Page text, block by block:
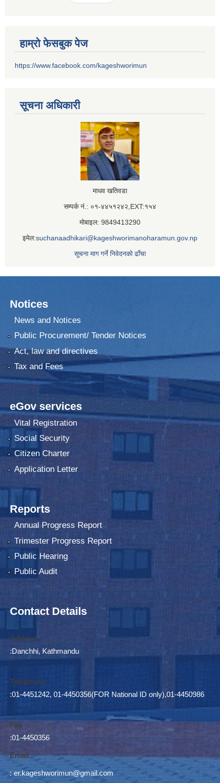
हाम्रो फेसबुक पेज
https://www.facebook.com/kageshworimun
सूचना अधिकारी
माधव खतिवडा
सम्पर्क नं.: ०१-४४५१२४२,EXT:१५४
मोबाइल: 9849413290
इमेल:suchanaadhikari@kageshworimanoharamun.gov.np
सूचना माग गर्ने निवेदनको ढाँचा
Notices
News and Notices
Public Procurement/ Tender Notices
Act, law and directives
Tax and Fees
eGov services
Vital Registration
Social Security
Citizen Charter
Application Letter
Reports
Annual Progress Report
Trimester Progress Report
Public Hearing
Public Audit
Contact Details
Address
:Danchhi, Kathmandu
Telephone
:01-4451242, 01-4450356(FOR National ID only),01-4450986
Fax
:01-4450356
Email
: er.kageshworimun@gmail.com